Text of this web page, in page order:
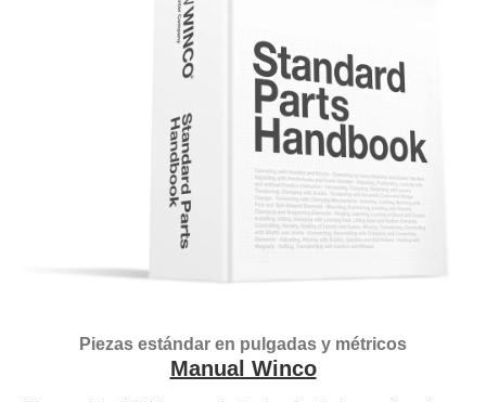
Piezas estándar en pulgadas y métricos
Manual Winco